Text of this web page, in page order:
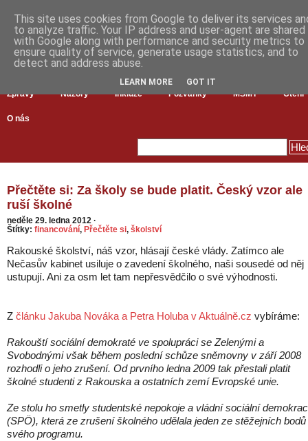
Zprávy Názory Inkluze Pozvánky MŠMT Čtení
O nás
Přečtěte si: Za školy se bude platit. Český vzor ale
ruší školné
neděle 29. ledna 2012 ·
Štítky: financování, Přečtěte si, školství
Rakouské školství, náš vzor, hlásají české vlády. Zatímco ale
Nečasův kabinet usiluje o zavedení školného, naši sousedé od něj
ustupují. Ani za osm let tam nepřesvědčilo o své výhodnosti.
Z článku Jakuba Nováka a Petra Holuba v Aktuálně.cz vybíráme:
Rakouští sociální demokraté ve spolupráci se Zelenými a
Svobodnými však během poslední schůze sněmovny v září 2008
rozhodli o jeho zrušení. Od prvního ledna 2009 tak přestali platit
školné studenti z Rakouska a ostatních zemí Evropské unie.
Ze stolu ho smetly studentské nepokoje a vládní sociální
(SPÖ), která ze zrušení školného udělala jeden ze stěžejních bodů
svého programu.
This site uses cookies from Google to deliver its services
to analyze traffic. Your IP address and user-agent are shared
with Google along with performance and security metrics to
ensure quality of service, generate usage statistics, and to
detect and address abuse.
LEARN MORE GOT IT